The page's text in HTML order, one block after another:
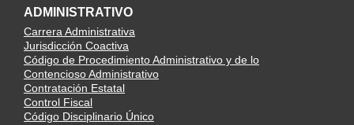
ADMINISTRATIVO
Carrera Administrativa
Jurisdicción Coactiva
Código de Procedimiento Administrativo y de lo
Contencioso Administrativo
Contratación Estatal
Control Fiscal
Código Disciplinario Único